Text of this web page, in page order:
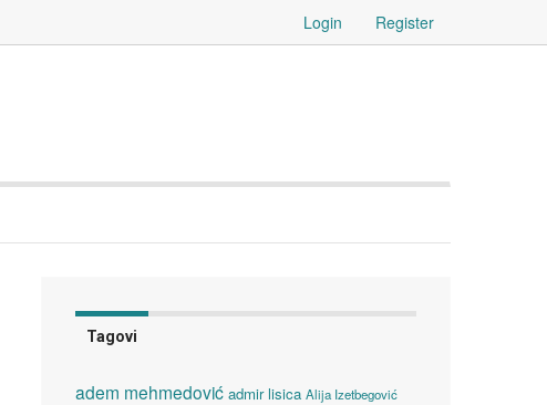
Login Register
Tagovi
adem mehmedović admir lisica Alija Izetbegović